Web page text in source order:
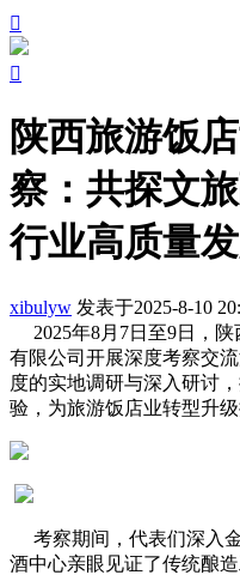


陕西旅游饭
察：共探文
行业高质量
xibulyw 发表于2025-8-10
2025年8月7日至9日，陕
有限公司 开展深度考察交
度的实地调研与深入研讨
验，为旅游饭店业转型升级
考察期间，代表们深入
酒中心亲眼见证了传统酿